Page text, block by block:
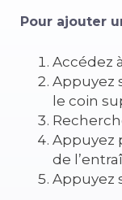
Pour ajouter
Accédez
Appuyez
le coin
Appuyez
de
Appuyez